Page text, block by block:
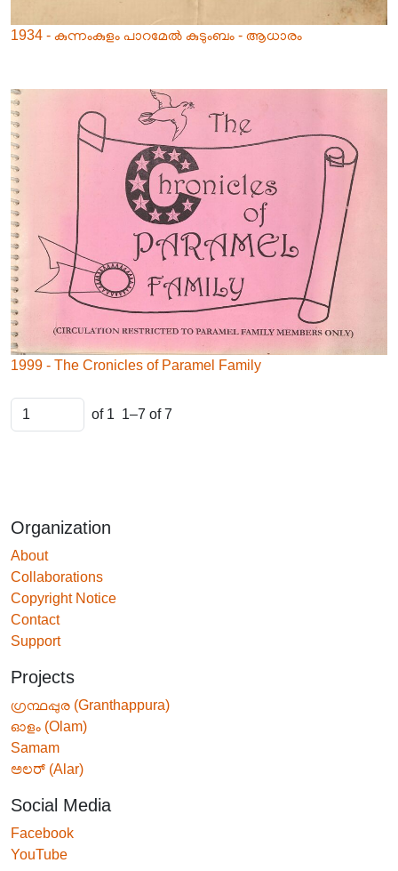
1934 - കുന്നംകുളം പാറമേൽ കുടുംബം - ആധാരം
1999 - The Cronicles of Paramel Family
of 1 1–7 of 7
Organization
About
Collaborations
Copyright Notice
Contact
Support
Projects
ഗ്രന്ഥപ്പുര (Granthappura)
ഓളം (Olam)
Samam
ಅಲರ್ (Alar)
Social Media
Facebook
YouTube